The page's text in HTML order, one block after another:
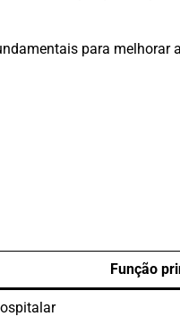
para melhorar
Função